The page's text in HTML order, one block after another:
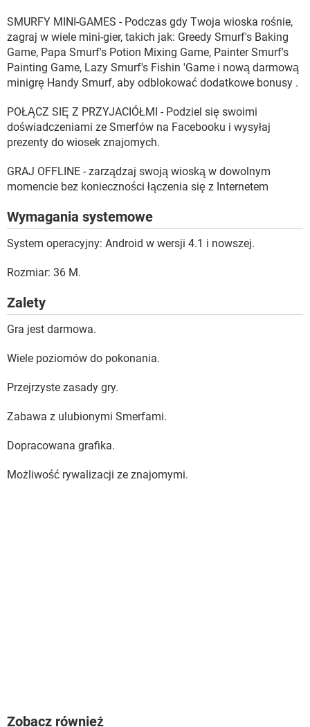
SMURFY MINI-GAMES - Podczas gdy Twoja wioska rośnie,
zagraj w wiele mini-gier, takich jak: Greedy Smurf's Baking
Game, Papa Smurf's Potion Mixing Game, Painter Smurf's
Painting Game, Lazy Smurf's Fishin 'Game i nową darmową
minigrę Handy Smurf, aby odblokować dodatkowe bonusy .
POŁĄCZ SIĘ Z PRZYJACIÓŁMI - Podziel się swoimi
doświadczeniami ze Smerfów na Facebooku i wysyłaj
prezenty do wiosek znajomych.
GRAJ OFFLINE - zarządzaj swoją wioską w dowolnym
momencie bez konieczności łączenia się z Internetem
Wymagania systemowe
System operacyjny: Android w wersji 4.1 i nowszej.
Rozmiar: 36 M.
Zalety
Gra jest darmowa.
Wiele poziomów do pokonania.
Przejrzyste zasady gry.
Zabawa z ulubionymi Smerfami.
Dopracowana grafika.
Możliwość rywalizacji ze znajomymi.
Zobacz również